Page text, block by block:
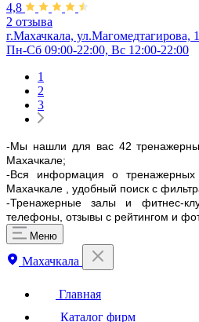
4,8
2 отзыва
г.Махачкала, ​ул.Магомедтагирова,
Пн-Сб 09:00-22:00, Вс 12:00-22:00
1
2
3
-Мы нашли для вас 42
Махачкале;
-Вся информация о
Махачкале , удобный поиск с
-Тренажерные залы и фитнес-
телефоны, отзывы с рейтингом и
Меню
Махачкала
Главная
Каталог фирм